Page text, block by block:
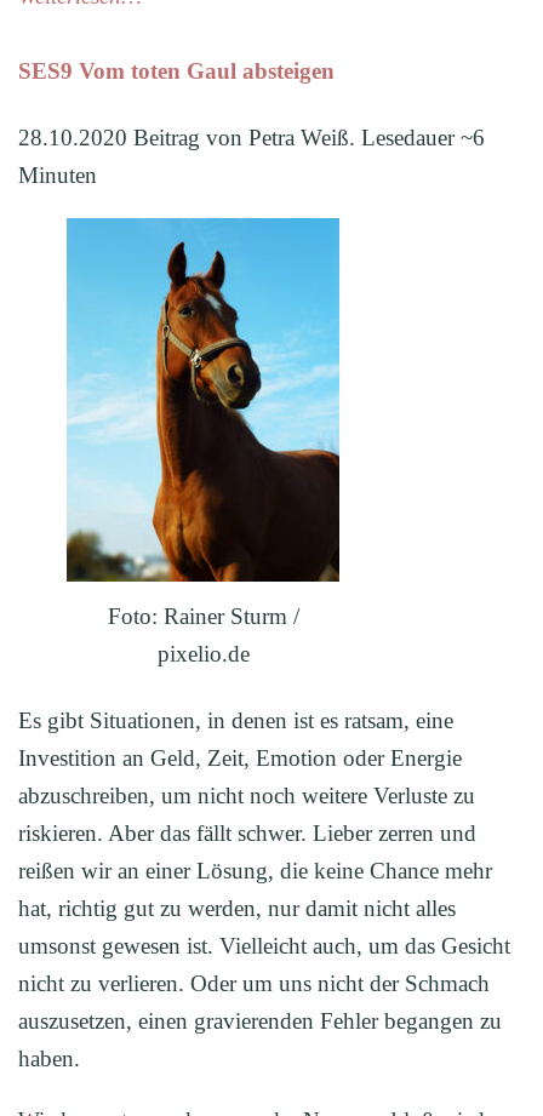
SES9 Vom toten Gaul absteigen
28.10.2020 Beitrag von Petra Weiß. Lesedauer ~6
Minuten
Foto: Rainer Sturm /
pixelio.de
Es gibt Situationen, in denen ist es ratsam, eine
Investition an Geld, Zeit, Emotion oder Energie
abzuschreiben, um nicht noch weitere Verluste zu
riskieren. Aber das fällt schwer. Lieber zerren und
reißen wir an einer Lösung, die keine Chance mehr
hat, richtig gut zu werden, nur damit nicht alles
umsonst gewesen ist. Vielleicht auch, um das Gesicht
nicht zu verlieren. Oder um uns nicht der Schmach
auszusetzen, einen gravierenden Fehler begangen zu
haben.